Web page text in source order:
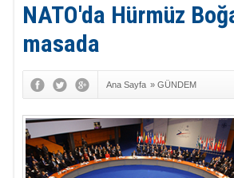
NATO'da Hürmüz
masada
Ana Sayfa » GÜNDEM